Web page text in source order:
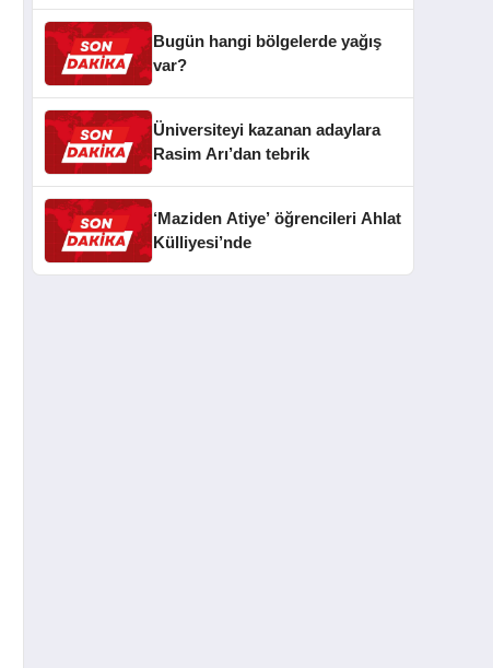
Bugün hangi bölgelerde yağış
var?
Üniversiteyi kazanan adaylara
Rasim Arı’dan tebrik
‘Maziden Atiye’ öğrencileri Ahlat
Külliyesi’nde